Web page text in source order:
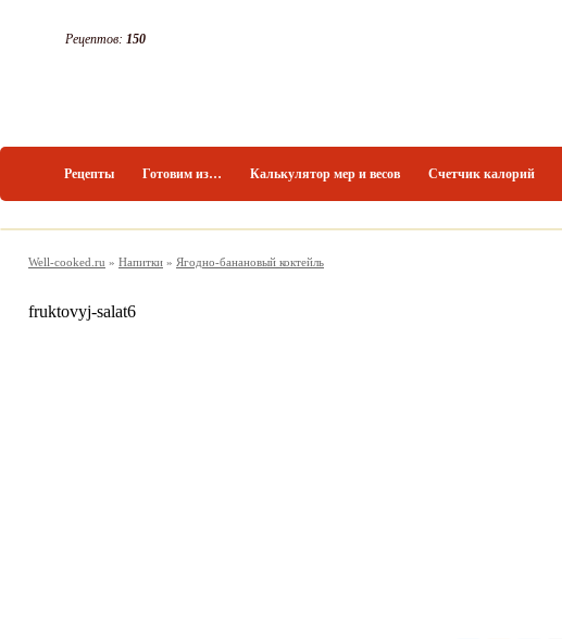
Рецептов: 150
Рецепты Готовим из… Калькулятор мер и весов Счетчик калорий
Well-cooked.ru » Напитки » Ягодно-банановый коктейль
fruktovyj-salat6